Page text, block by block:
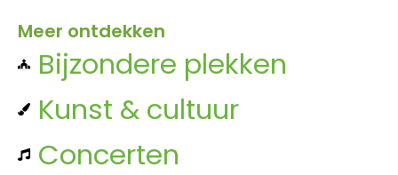
Meer ontdekken
Bijzondere plekken
Kunst & cultuur
Concerten